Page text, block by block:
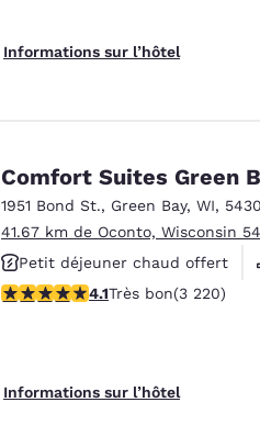
Informations sur l’hôtel
Comfort Suites Green
1951 Bond St., Green Bay, WI,
41.67 km de Oconto, Wisconsin
Petit déjeuner chaud offert
Centre de conditionnement
4.12 étoiles. Très bon. 3220
4.1Très bon(3 220)
Informations sur l’hôtel